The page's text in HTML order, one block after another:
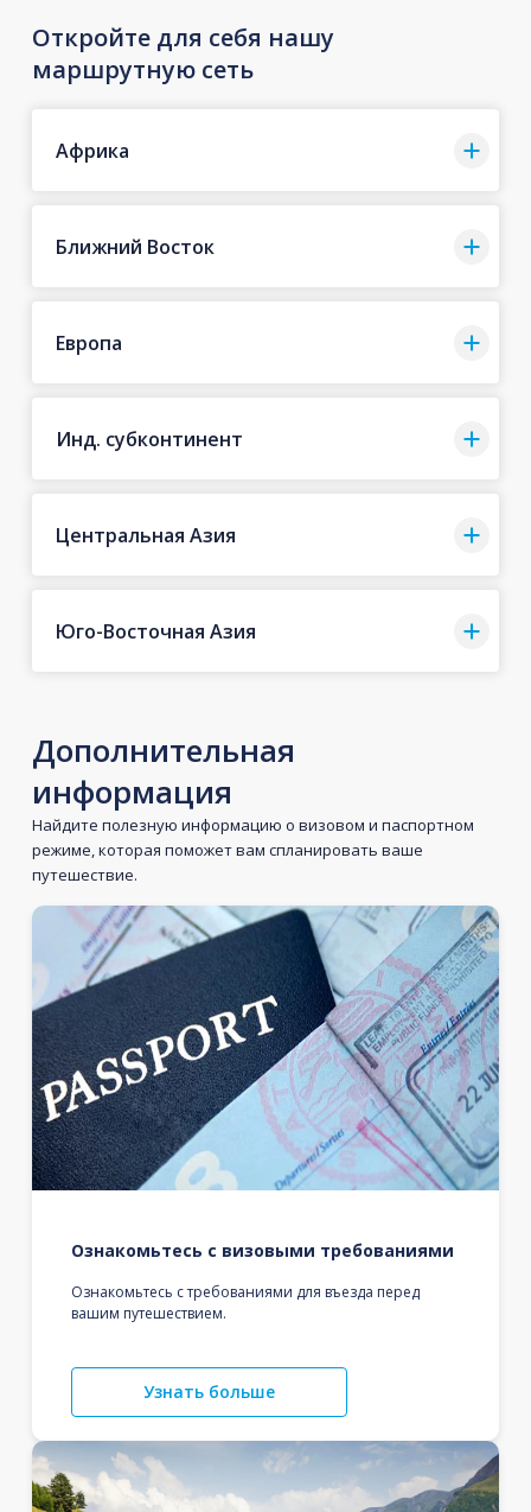
Откройте для себя нашу
маршрутную сеть
Африка
Ближний Восток
Европа
Инд. субконтинент
Центральная Азия
Юго-Восточная Азия
Дополнительная
информация
Найдите полезную информацию о визовом и паспортном
режиме, которая поможет вам спланировать ваше
путешествие.
Ознакомьтесь с визовыми требованиями
Ознакомьтесь с требованиями для въезда перед
вашим путешествием.
Узнать больше